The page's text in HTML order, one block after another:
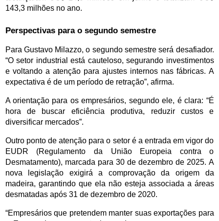
143,3 milhões no ano.
Perspectivas para o segundo semestre
Para Gustavo Milazzo, o segundo semestre será desafiador.
“O setor industrial está cauteloso, segurando investimentos
e voltando a atenção para ajustes internos nas fábricas. A
expectativa é de um período de retração”, afirma.
A orientação para os empresários, segundo ele, é clara: “É
hora de buscar eficiência produtiva, reduzir custos e
diversificar mercados”.
Outro ponto de atenção para o setor é a entrada em vigor do
EUDR (Regulamento da União Europeia contra o
Desmatamento), marcada para 30 de dezembro de 2025. A
nova legislação exigirá a comprovação da origem da
madeira, garantindo que ela não esteja associada a áreas
desmatadas após 31 de dezembro de 2020.
“Empresários que pretendem manter suas exportações para